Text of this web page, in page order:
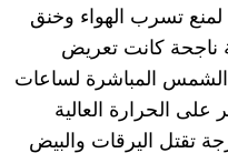
لمنع تسرب الهواء وخنق
ناجحة كانت تعريض
الشمس المباشرة لساعات
الحرارة العالية
تقتل اليرقات والبيض